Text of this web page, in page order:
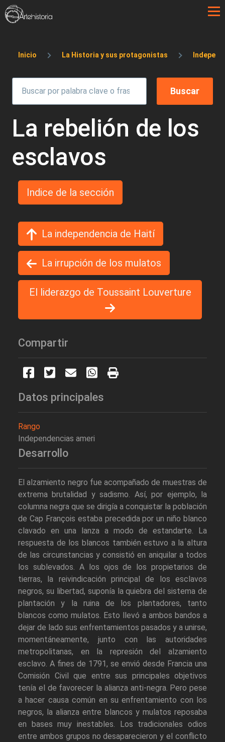
Pasar al contenido principal
Sobrescribir enlaces de ayuda a la
Inicio La Historia y sus protagonistas
La rebelión de los
esclavos
Indice de la sección
La independencia de Haití
La irrupción de los mulatos
El liderazgo de Toussaint Louverture
Compartir
Datos principales
Rango
Independencias ameri
Desarrollo
El alzamiento negro fue acompañado de muestras de
extrema brutalidad y sadismo. Así, por ejemplo, la
columna negra que se dirigía a conquistar la población
de Cap François estaba precedida por un niño blanco
clavado en una lanza a modo de estandarte. La
respuesta de los blancos también estuvo a la altura
de las circunstancias y consistió en aniquilar a todos
los sublevados. A los ojos de los propietarios de
tierras, la reivindicación principal de los esclavos
negros, su libertad, suponía la quiebra del sistema de
plantación y la ruina de los plantadores, tanto
blancos como mulatos. Esto llevó a ambos bandos a
dejar de lado sus enfrentamientos pasados y a unirse,
momentáneamente, junto con las autoridades
metropolitanas, en la represión del alzamiento
esclavo. A fines de 1791, se envió desde Francia una
Comisión Civil que entre sus principales objetivos
tenía el de favorecer la alianza anti-negra. Pero pese
a hacer causa común en su enfrentamiento con los
negros, la alianza entre blancos y mulatos reposaba
en bases muy inestables. Los tradicionales odios
entre ambos grupos no desaparecieron y el conflicto